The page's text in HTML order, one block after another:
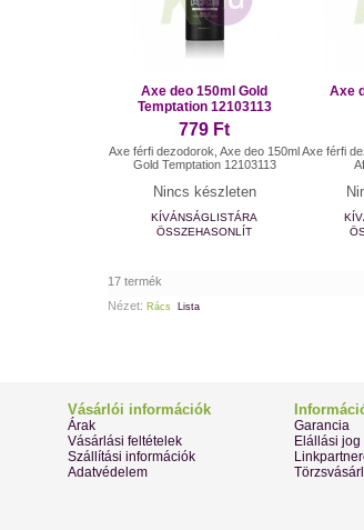
Axe deo 150ml Gold
Temptation 12103113
779 Ft
Axe férfi dezodorok, Axe deo 150ml
Gold Temptation 12103113
Nincs készleten
KÍVÁNSÁGLISTÁRA
ÖSSZEHASONLÍT
Axe
Axe férfi
17 termék
Nézet: Rács Lista
Vásárlói információk
Árak
Vásárlási feltételek
Szállítási információk
Adatvédelem
Garancia
Elállási jog